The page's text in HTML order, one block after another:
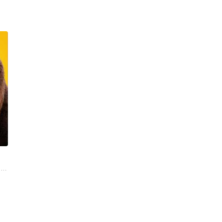
恩·哈姆